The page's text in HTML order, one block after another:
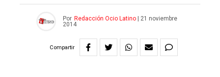
Por Redacción Ocio Latino
21 noviembre
2014
Compartir